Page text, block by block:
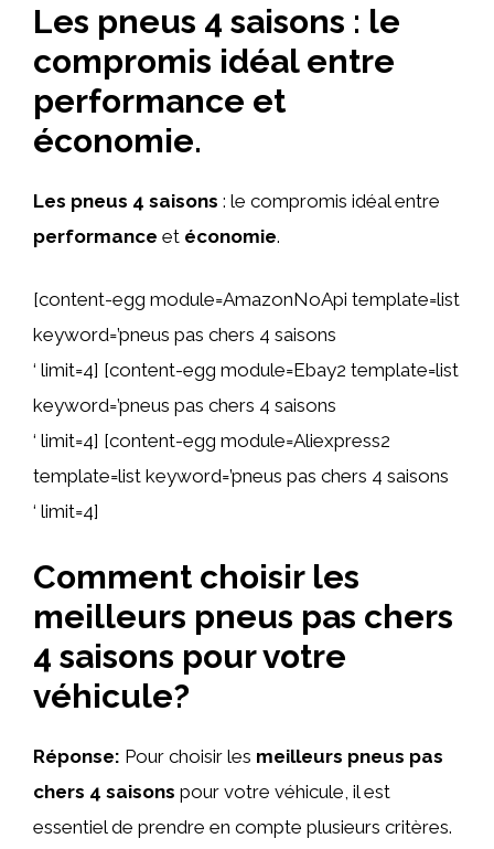
Les pneus 4 saisons : le
compromis idéal entre
performance et
économie.
Les pneus 4 saisons : le compromis idéal entre
performance et économie.
[content-egg module=AmazonNoApi template=list
keyword=’pneus pas chers 4 saisons
‘ limit=4] [content-egg module=Ebay2 template=list
keyword=’pneus pas chers 4 saisons
‘ limit=4] [content-egg module=Aliexpress2
template=list keyword=’pneus pas chers 4 saisons
‘ limit=4]
Comment choisir les
meilleurs pneus pas chers
4 saisons pour votre
véhicule?
Réponse: Pour choisir les meilleurs pneus pas
chers 4 saisons pour votre véhicule, il est
essentiel de prendre en compte plusieurs critères.